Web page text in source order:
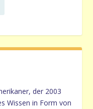
der 2003
Wissen in Form von